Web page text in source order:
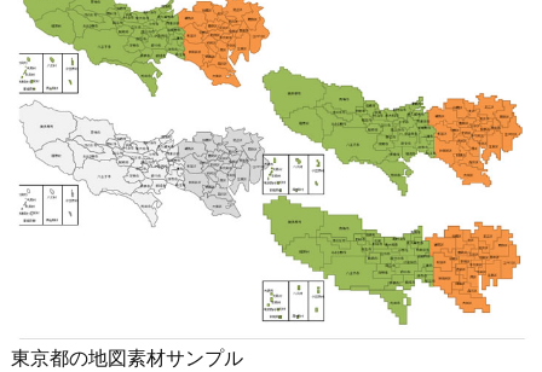
東京都の地図素材サンプル